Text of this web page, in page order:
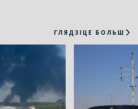
ГЛЯДЗІЦЕ БОЛЬШ